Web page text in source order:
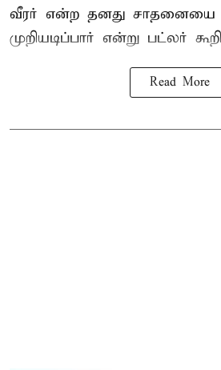
வீரர் என்ற தனது சாதனையை
முறியடிப்பார் என்று பட்லர்
Read More